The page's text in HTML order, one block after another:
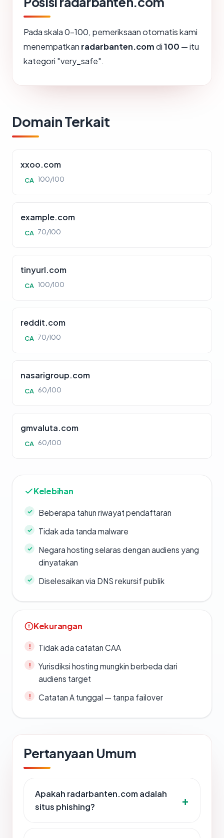
Pada skala 0-100, pemeriksaan otomatis kami
menempatkan radarbanten.comdi100 — itu
kategori "very_safe".
Domain Terkait
xxoo.com
CA 100/100
example.com
CA 70/100
tinyurl.com
CA 100/100
reddit.com
CA 70/100
nasarigroup.com
CA 60/100
gmvaluta.com
CA 60/100
Kelebihan
Beberapa tahun riwayat pendaftaran
Tidak ada tanda malware
Negara hosting selaras dengan audiens yang
dinyatakan
Diselesaikan via DNS rekursif publik
Kekurangan
Tidak ada catatan CAA
Yurisdiksi hosting mungkin berbeda dari
audiens target
Catatan A tunggal — tanpa failover
Pertanyaan Umum
Apakah radarbanten.com adalah
situs phishing?